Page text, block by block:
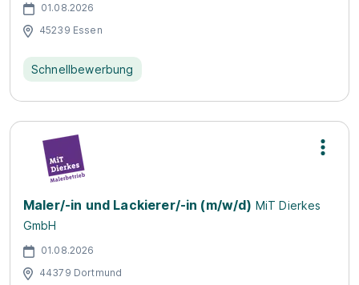
01.08.2026
45239 Essen
Schnellbewerbung
Maler/-in und Lackierer/-in (m/w/d) MiT Dierkes
GmbH
01.08.2026
44379 Dortmund